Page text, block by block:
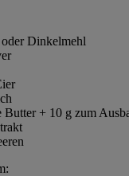
Dinkelmehl
Butter + 10 g zum